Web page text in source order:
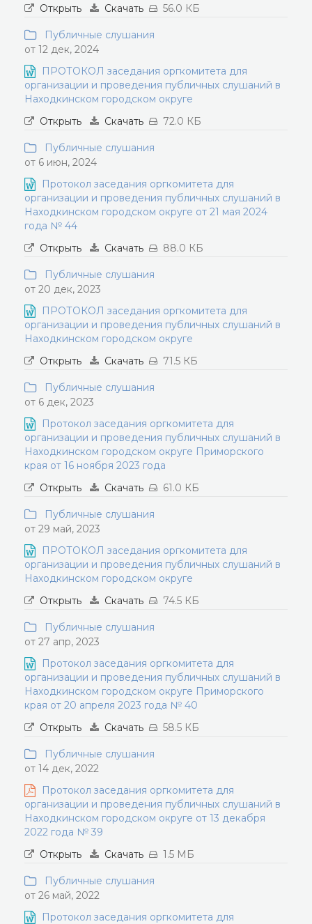
Открыть Скачать 56.0 КБ
Публичные слушания
от 12 дек, 2024
ПРОТОКОЛ заседания оргкомитета для
организации и проведения публичных слушаний в
Находкинском городском округе
Открыть
Скачать 72.0 КБ
Публичные слушания
от 6 июн, 2024
Протокол заседания оргкомитета для
организации и проведения публичных слушаний в
Находкинском городском округе от 21 мая 2024
года № 44
Открыть
Скачать 88.0 КБ
Публичные слушания
от 20 дек, 2023
ПРОТОКОЛ заседания оргкомитета для
организации и проведения публичных слушаний в
Находкинском городском округе
Открыть
Скачать 71.5 КБ
Публичные слушания
от 6 дек, 2023
Протокол заседания оргкомитета для
организации и проведения публичных слушаний в
Находкинском городском округе Приморского
края от 16 ноября 2023 года
Открыть
Скачать 61.0 КБ
Публичные слушания
от 29 май, 2023
ПРОТОКОЛ заседания оргкомитета для
организации и проведения публичных слушаний в
Находкинском городском округе
Открыть
Скачать 74.5 КБ
Публичные слушания
от 27 апр, 2023
Протокол заседания оргкомитета для
организации и проведения публичных слушаний в
Находкинском городском округе Приморского
края от 20 апреля 2023 года № 40
Открыть
Скачать 58.5 КБ
Публичные слушания
от 14 дек, 2022
Протокол заседания оргкомитета для
организации и проведения публичных слушаний в
Находкинском городском округе от 13 декабря
2022 года № 39
Открыть
Скачать 1.5 МБ
Публичные слушания
от 26 май, 2022
Протокол заседания оргкомитета для